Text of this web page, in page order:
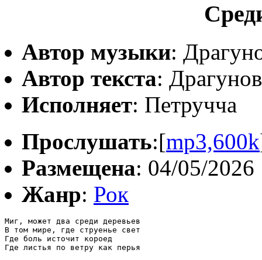
Автор музыки:
Автор текста:
Исполняет: Петручча
Прослушать:[mp3,600k
Размещена: 04/05/2026
Жанр: Рок
Миг, может два среди деревьев
В том мире, где струенье свет
Где боль источит короед
Где листья по ветру как перья